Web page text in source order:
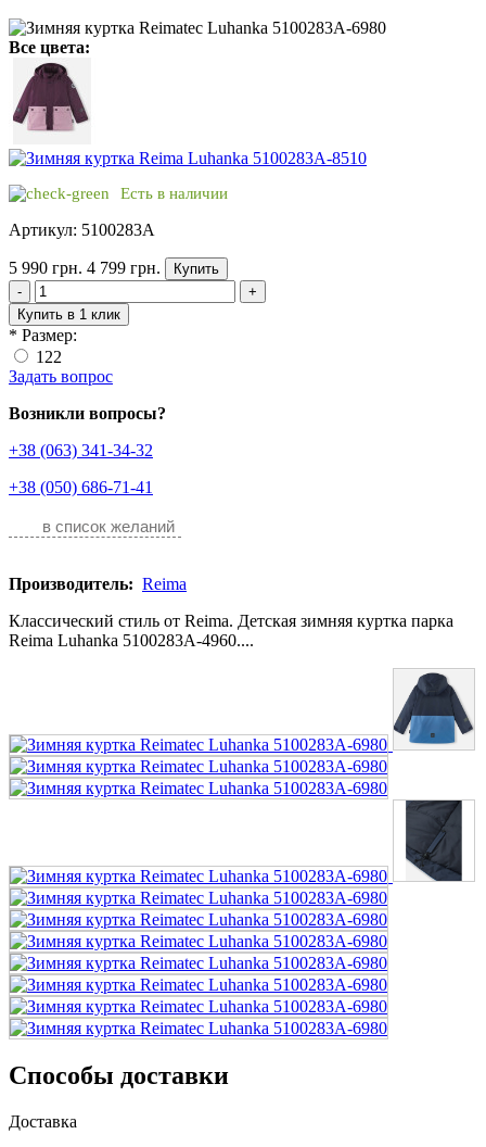
Все цвета:
Есть в наличии
Артикул: 5100283A
5 990 грн. 4 799 грн.
Купить
-
+
Купить в 1 клик
* Размер:
122
Задать вопрос
Возникли вопросы?
+38 (063) 341-34-32
+38 (050) 686-71-41
в список желаний
Производитель: Reima
Классический стиль от Reima. Детская зимняя куртка парка
Reima Luhanka 5100283A-4960....
Способы доставки
Доставка